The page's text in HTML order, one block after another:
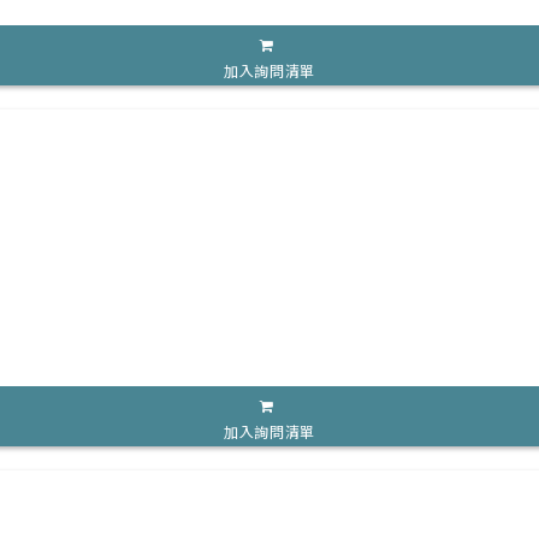
加入詢問清單
加入詢問清單